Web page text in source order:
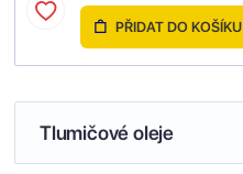
PŘIDAT DO KOŠÍKU
Tlumičové oleje